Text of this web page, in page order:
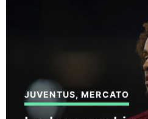
JUVENTUS,MERCATO